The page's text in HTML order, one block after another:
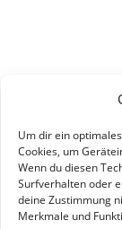
Um dir ein
Cookies, um
Wenn du diesen
Surfverhalten oder
deine Zustimmung
Merkmale und